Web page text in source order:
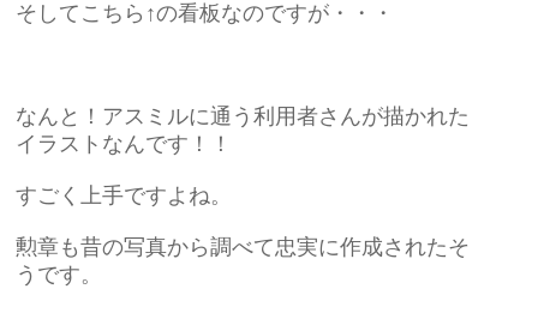
そしてこちら↑の看板なのですが・・・
なんと！アスミルに通う利用者さんが描かれた
イラストなんです！！
すごく上手ですよね。
勲章も昔の写真から調べて忠実に作成されたそ
うです。